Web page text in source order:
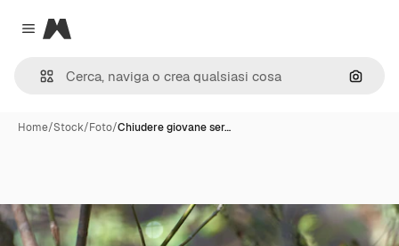
Close menu
Magnific
Cerca
Home/Stock/Foto/Chiudere giovane ser…